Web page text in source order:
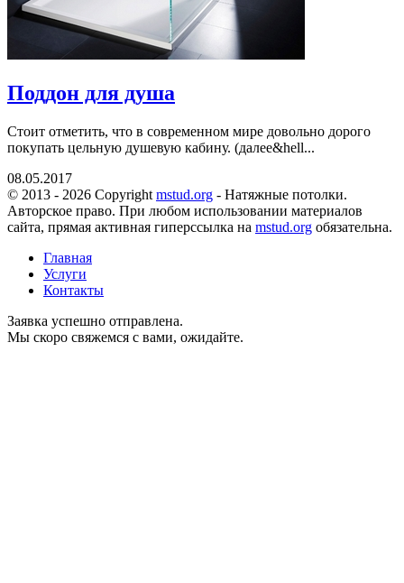
Поддон для душа
Стоит отметить, что в современном мире довольно дорого
покупать цельную душевую кабину. (далее&hell...
08.05.2017
© 2013 - 2026 Copyright mstud.org - Натяжные потолки.
Авторское право. При любом использовании материалов
сайта, прямая активная гиперссылка на mstud.org обязательна.
Главная
Услуги
Контакты
Заявка успешно отправлена.
Мы скоро свяжемся с вами, ожидайте.